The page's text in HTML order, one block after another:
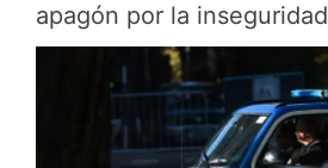
apagón por la inseguridad